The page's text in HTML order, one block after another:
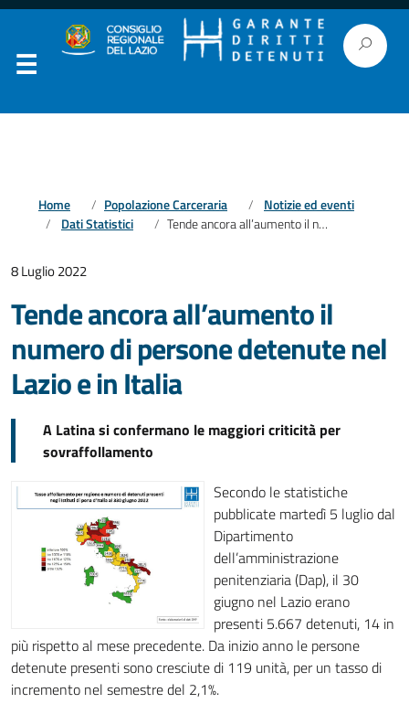
Home Popolazione Carceraria
Notizie ed eventi
Dati Statistici
Tende ancora all’aumento il numero di persone detenute nel Lazio e in Italia
8 Luglio 2022
Tende ancora all’aumento il
numero di persone detenute nel
Lazio e in Italia
A Latina si confermano le maggiori criticità per
sovraffollamento
Secondo le statistiche
pubblicate martedì 5 luglio dal
Dipartimento
dell’amministrazione
penitenziaria (Dap), il 30
giugno nel Lazio erano
presenti 5.667 detenuti, 14 in
più rispetto al mese precedente. Da inizio anno le persone
detenute presenti sono cresciute di 119 unità, per un tasso di
incremento nel semestre del 2,1%.